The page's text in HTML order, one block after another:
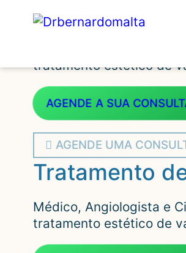
Tratamento de
Médico, Angiologista e
tratamento estético de
AGENDE A SUA
AGENDE UMA
Tratamento
Médico, Angiologista e
tratamento estético de